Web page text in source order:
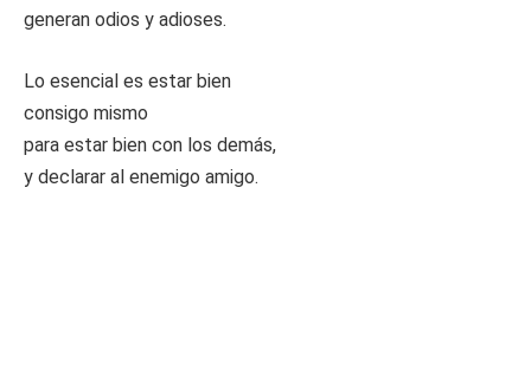
generan odios y adioses.
Lo esencial es estar bien
consigo mismo
para estar bien con los demás,
y declarar al enemigo amigo.